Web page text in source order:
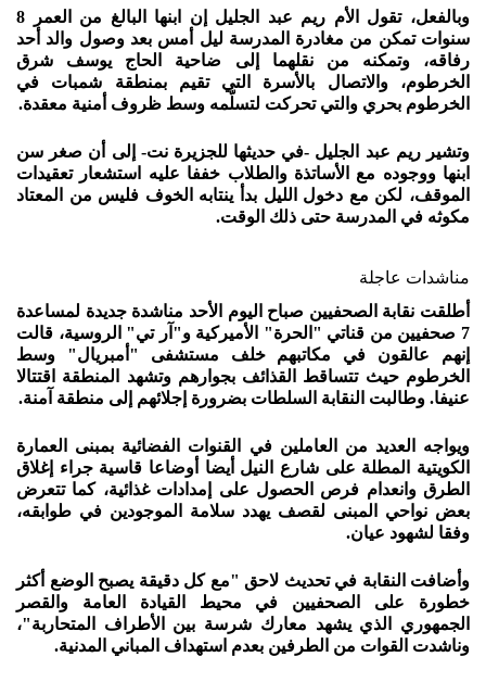
وبالفعل، تقول الأم ريم عبد الجليل إن ابنها البالغ من العمر 8
سنوات تمكن من مغادرة المدرسة ليل أمس بعد وصول والد أحد
رفاقه، وتمكنه من نقلهما إلى ضاحية الحاج يوسف شرق
الخرطوم، والاتصال بالأسرة التي تقيم بمنطقة شمبات في
الخرطوم بحري والتي تحركت لتسلّمه وسط ظروف أمنية معقدة.
وتشير ريم عبد الجليل -في حديثها للجزيرة نت- إلى أن صغر سن
ابنها ووجوده مع الأساتذة والطلاب خففا عليه استشعار تعقيدات
الموقف، لكن مع دخول الليل بدأ ينتابه الخوف فليس من المعتاد
مكوثه في المدرسة حتى ذلك الوقت.
مناشدات عاجلة
أطلقت نقابة الصحفيين صباح اليوم الأحد مناشدة جديدة لمساعدة
7 صحفيين من قناتي "الحرة" الأميركية و"آر تي" الروسية، قالت
إنهم عالقون في مكاتبهم خلف مستشفى "أمبريال" وسط
الخرطوم حيث تتساقط القذائف بجوارهم وتشهد المنطقة اقتتالا
عنيفا. وطالبت النقابة السلطات بضرورة إجلائهم إلى منطقة آمنة.
ويواجه العديد من العاملين في القنوات الفضائية بمبنى العمارة
الكويتية المطلة على شارع النيل أيضا أوضاعا قاسية جراء إغلاق
الطرق وانعدام فرص الحصول على إمدادات غذائية، كما تتعرض
بعض نواحي المبنى لقصف يهدد سلامة الموجودين في طوابقه،
وفقا لشهود عيان.
وأضافت النقابة في تحديث لاحق "مع كل دقيقة يصبح الوضع أكثر
خطورة على الصحفيين في محيط القيادة العامة والقصر
الجمهوري الذي يشهد معارك شرسة بين الأطراف المتحاربة"،
وناشدت القوات من الطرفين بعدم استهداف المباني المدنية.